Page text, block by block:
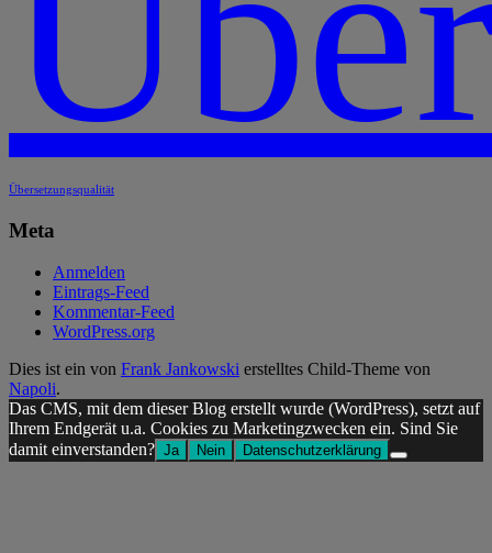
Übersetzungsqualität
Meta
Anmelden
Eintrags-Feed
Kommentar-Feed
WordPress.org
Dies ist ein von Frank Jankowski erstelltes Child-Theme von
Napoli.
Das CMS, mit dem dieser Blog erstellt wurde (WordPress), setzt auf
Ihrem Endgerät u.a. Cookies zu Marketingzwecken ein. Sind Sie
damit einverstanden? Ja Nein Datenschutzerklärung